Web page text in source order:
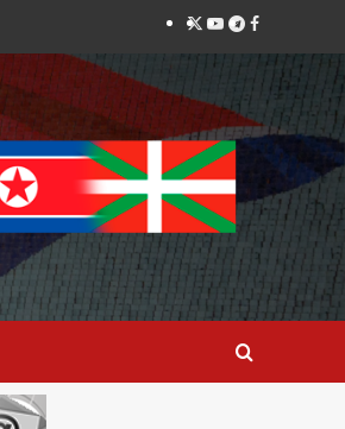
Twitter
YouTube
Telegram
Facebook